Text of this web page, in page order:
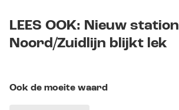
LEES OOK: Nieuw station
Noord/Zuidlijn blijkt lek
Ook de moeite waard